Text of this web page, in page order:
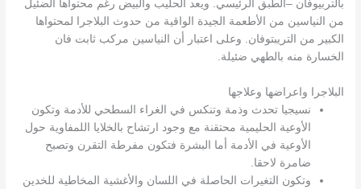
بالتربيوفان –الطبق الرئيسي. ويعد الحليب والبيض رغم محتواها الضئيل
من النياسين من الأطعمة الجيدة الواقية من حدوث البلاجرا لمحتواها
الكبير من التريبتوفان. وعلى اعتبار أن النياسين مركب ثابت فان
الخسارة منه بالطهي ضئيلة.
البلاجرا واعراضها وعلاجها
نسيجيا تحدث وذمة وتنكس في الغراء السطحي للأدمة وتكون
الأوعية الحليمية محتقنة مع وجود ارتشاح بالخلايا اللمفاوية حول
الأوعية في الأدمة أما البشرة فتكون مفرطة التقرن وتصبح
ضامرة لاحقا.
وتكون التغيرات الحاصلة في اللسان والأغشية المخاطية للخدين